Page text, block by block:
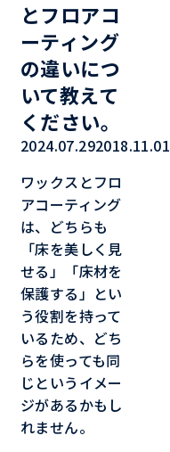
とフロアコ
ーティング
の違いにつ
いて教えて
ください。
2024.07.292018.11.01
ワックスとフロ
アコーティング
は、どちらも
「床を美しく見
せる」「床材を
保護する」とい
う役割を持って
いるため、どち
らを使っても同
じというイメー
ジがあるかもし
れません。